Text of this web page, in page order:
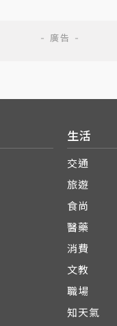
生活
交通
旅遊
食尚
醫藥
消費
文教
職場
知天氣